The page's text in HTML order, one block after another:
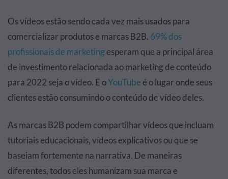
Os vídeos estão sendo cada vez mais usados para
comercializar produtos e marcas B2B. 69% dos
profissionais de marketingesperam que a principal área
de investimento relacionada ao marketing de conteúdo
para 2022 seja o vídeo. E oYouTube é o lugar onde seus
clientes estão consumindo o conteúdo de vídeo deles.
As marcas B2B podem compartilhar vídeos que incluam
tutoriais educacionais, vídeos explicativos ou que se
baseiam fortemente na narrativa. De maneiras
diferentes, todos eles humanizam sua marca e